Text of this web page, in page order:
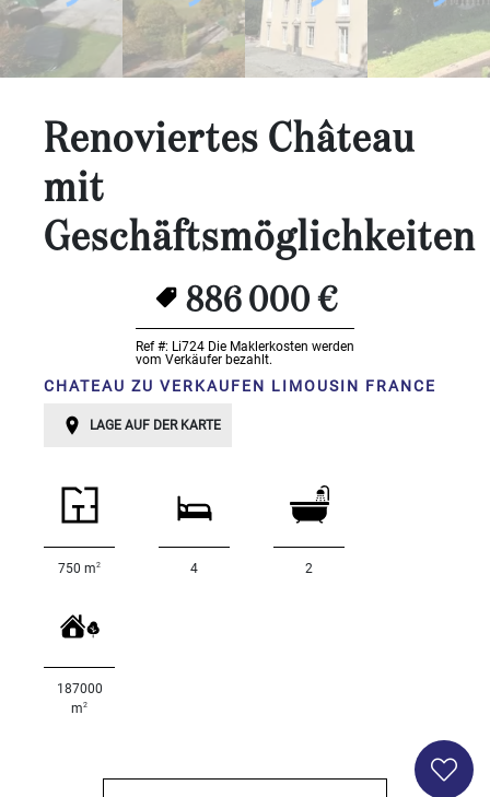
Schlafzimmer:
1-2
3-5
10
10+
BESTIMMEN
500
500
000
Renoviertes Château
mit
Geschäftsmöglichkeiten
886 000 €
Ref #: Li724 Die Maklerkosten werden
vom Verkäufer bezahlt.
CHATEAU ZU VERKAUFEN LIMOUSIN FRANCE
LAGE AUF DER KARTE
750 m2 4 2
187000
m2